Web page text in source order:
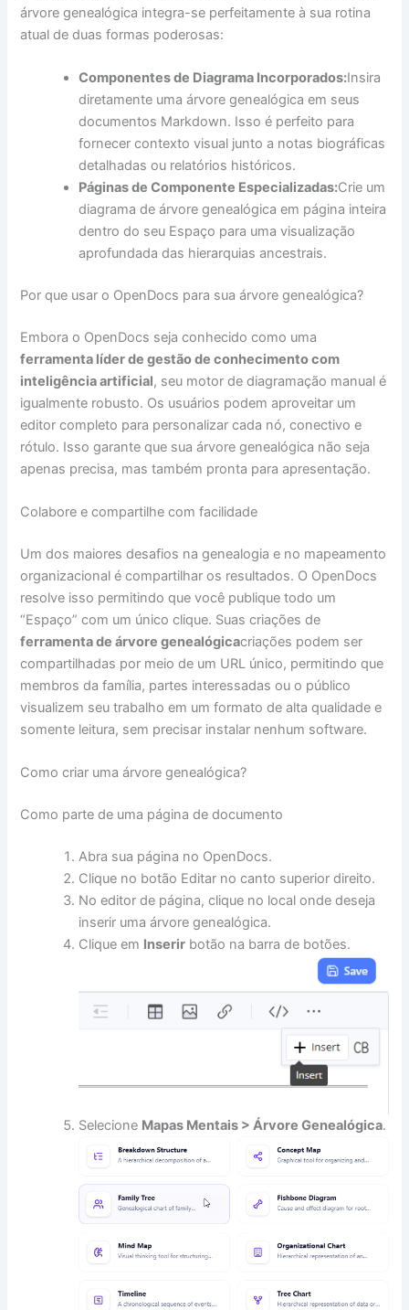
árvore genealógica integra-se perfeitamente à sua rotina
atual de duas formas poderosas:
Componentes de Diagrama Incorporados:Insira
diretamente uma árvore genealógica em seus
documentos Markdown. Isso é perfeito para
fornecer contexto visual junto a notas biográficas
detalhadas ou relatórios históricos.
Páginas de Componente Especializadas:Crie um
diagrama de árvore genealógica em página inteira
dentro do seu Espaço para uma visualização
aprofundada das hierarquias ancestrais.
Por que usar o OpenDocs para sua árvore genealógica?
Embora o OpenDocs seja conhecido como uma
ferramenta líder de gestão de conhecimento com
inteligência artificial, seu motor de diagramação manual é
igualmente robusto. Os usuários podem aproveitar um
editor completo para personalizar cada nó, conectivo e
rótulo. Isso garante que sua árvore genealógica não seja
apenas precisa, mas também pronta para apresentação.
Colabore e compartilhe com facilidade
Um dos maiores desafios na genealogia e no mapeamento
organizacional é compartilhar os resultados. O OpenDocs
resolve isso permitindo que você publique todo um
“Espaço” com um único clique. Suas criações de
ferramenta de árvore genealógicacriações podem ser
compartilhadas por meio de um URL único, permitindo que
membros da família, partes interessadas ou o público
visualizem seu trabalho em um formato de alta qualidade e
somente leitura, sem precisar instalar nenhum software.
Como criar uma árvore genealógica?
Como parte de uma página de documento
Abra sua página no OpenDocs.
Clique no botão Editar no canto superior direito.
No editor de página, clique no local onde deseja
inserir uma árvore genealógica.
Clique em Inserir botão na barra de botões.
Selecione Mapas Mentais > Árvore Genealógica.